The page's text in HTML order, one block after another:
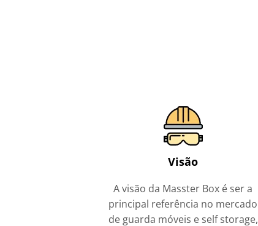
Visão
A visão da Masster Box é ser a
principal referência no mercado
de guarda móveis e self storage,